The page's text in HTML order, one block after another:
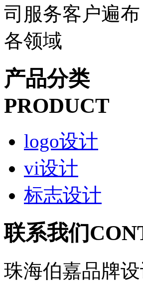
产品分类
PRODUCT
logo设计
vi设计
标志设计
联系我们
珠海伯嘉品牌